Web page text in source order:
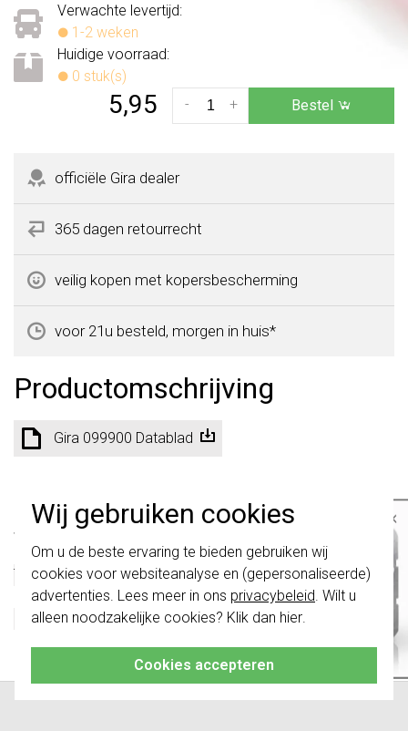
Wij gebruiken cookies
Om u de beste ervaring te bieden gebruiken wij
cookies voor websiteanalyse en (gepersonaliseerde)
advertenties. Lees meer in ons privacybeleid. Wilt u
alleen noodzakelijke cookies? Klik dan hier.
Cookies accepteren
Verwachte levertijd:
1-2 weken
Huidige voorraad:
0 stuk(s)
5,95 +
- Bestel
officiële Gira dealer
365 dagen retourrecht
veilig kopen met kopersbescherming
voor 21u besteld, morgen in huis*
Productomschrijving
Gira 099900 Datablad
Specificatie
Nom. spanning
230 Volt (V)
Toepassing
Overig
Lamphouder
Overig
Opname nom. stroom
2 Milliampère (mA)
×
schakelwippen zijn vernieuwd. Ze zijn
niette combineren met de schakelaars
van vóór augustus 2024.
Klik hiervoor meer informatie, zodat je